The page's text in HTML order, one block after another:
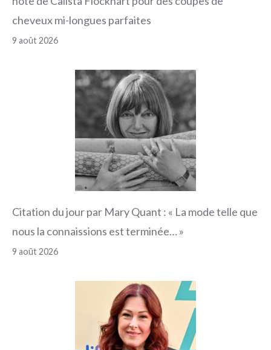
cheveux mi-longues parfaites
9 août 2026
Citation du jour par Mary Quant : « La mode telle que
nous la connaissions est terminée… »
9 août 2026